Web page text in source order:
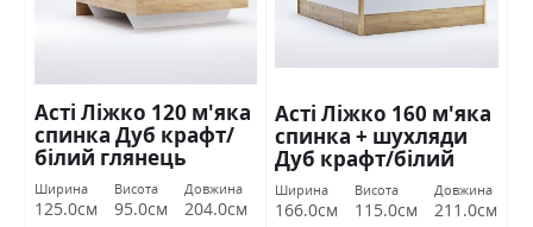
Асті Ліжко 120 м'яка
спинка Дуб крафт/
білий глянець
Міромарк
Ширина
125.0см
Висота
95.0см
Довжина
204.0см
Асті Ліжко 160 м'яка
спинка + шухляди
Дуб крафт/білий
глянець Міромарк
Ширина
166.0см
Висота
115.0см
Довжина
211.0см